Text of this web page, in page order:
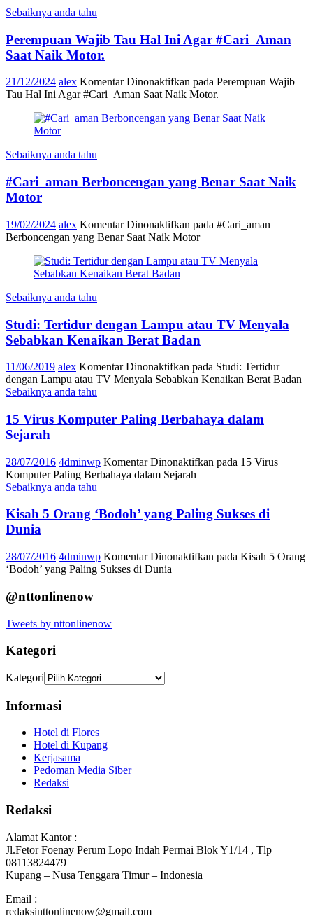
Sebaiknya anda tahu
Perempuan Wajib Tau Hal Ini Agar #Cari_Aman
Saat Naik Motor.
21/12/2024 alex Komentar Dinonaktifkan pada Perempuan Wajib
Tau Hal Ini Agar #Cari_Aman Saat Naik Motor.
Sebaiknya anda tahu
#Cari_aman Berboncengan yang Benar Saat Naik
Motor
19/02/2024 alex Komentar Dinonaktifkan pada #Cari_aman
Berboncengan yang Benar Saat Naik Motor
Sebaiknya anda tahu
Studi: Tertidur dengan Lampu atau TV Menyala
Sebabkan Kenaikan Berat Badan
11/06/2019 alex Komentar Dinonaktifkan pada Studi: Tertidur
dengan Lampu atau TV Menyala Sebabkan Kenaikan Berat Badan
Sebaiknya anda tahu
15 Virus Komputer Paling Berbahaya dalam
Sejarah
28/07/2016 4dminwp Komentar Dinonaktifkan pada 15 Virus
Komputer Paling Berbahaya dalam Sejarah
Sebaiknya anda tahu
Kisah 5 Orang ‘Bodoh’ yang Paling Sukses di
Dunia
28/07/2016 4dminwp Komentar Dinonaktifkan pada Kisah 5 Orang
‘Bodoh’ yang Paling Sukses di Dunia
@nttonlinenow
Tweets by nttonlinenow
Kategori
Kategori
Informasi
Hotel di Flores
Hotel di Kupang
Kerjasama
Pedoman Media Siber
Redaksi
Redaksi
Alamat Kantor :
Jl.Fetor Foenay Perum Lopo Indah Permai Blok Y1/14 , Tlp
08113824479
Kupang – Nusa Tenggara Timur – Indonesia
Email :
redaksinttonlinenow@gmail.com